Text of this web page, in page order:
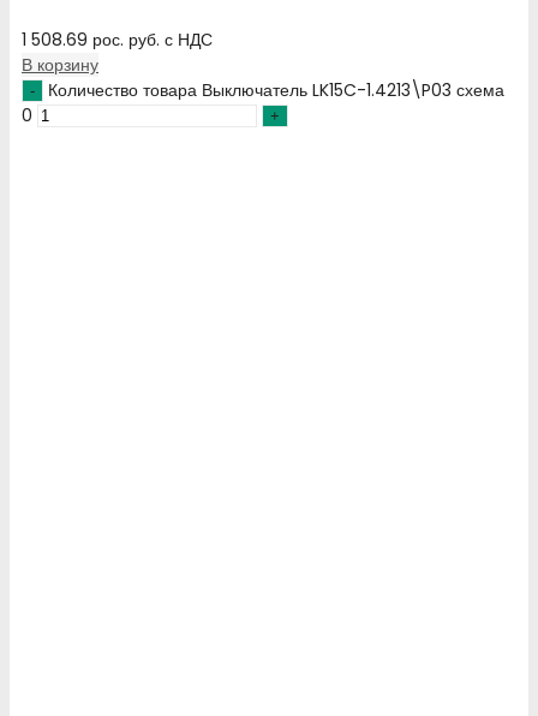
1 508.69 рос. руб. с НДС
В корзину
Количество товара Выключатель LK15C-1.4213\P03 схема
0